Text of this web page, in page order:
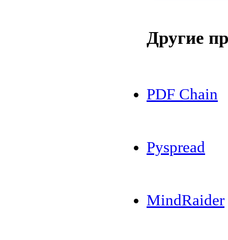
Другие
PDF Chain
Pyspread
MindRaider